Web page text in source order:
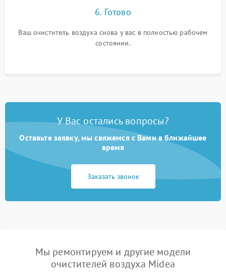
6. Готово
Ваш очиститель воздуха снова у вас в полностью рабочем
состоянии.
У Вас остались вопросы?
Оставьте заявку, мы свяжемся с Вами в ближайшее
время
Заказать звонок
Мы ремонтируем и другие модели
очистителей воздуха Midea